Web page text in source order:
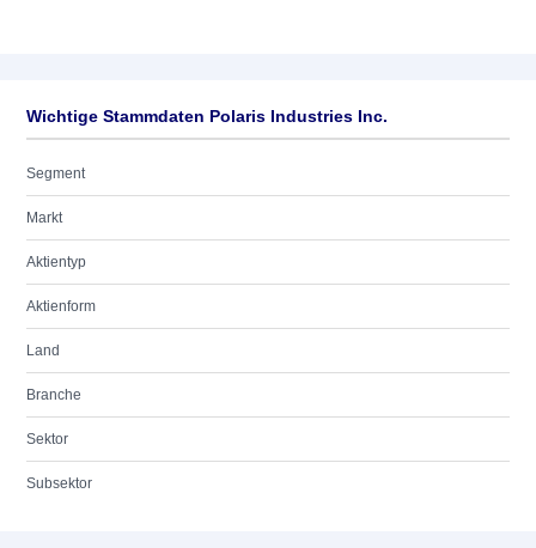
Wichtige Stammdaten Polaris Industries Inc.
Segment
Markt
Aktientyp
Aktienform
Land
Branche
Sektor
Subsektor